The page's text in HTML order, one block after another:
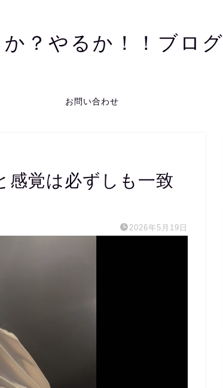
？やるか！！ブログ
お問い合わせ
感覚は必ずしも一致
2026年5月19日